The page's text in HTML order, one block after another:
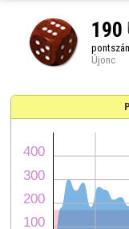
190
Újonc